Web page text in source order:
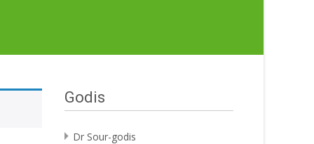
Godis
Dr Sour-godis